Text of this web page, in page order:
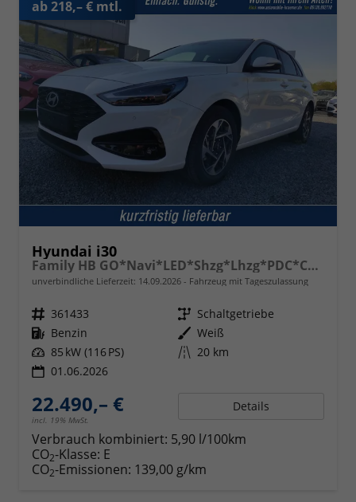
ab 218,– € mtl.
Hyundai i30
Family HB GO*Navi*LED*Shzg*Lhzg*PDC*Cam*16Zoll*
unverbindliche Lieferzeit: 14.09.2026 Fahrzeug mit Tageszulassung
Fahrzeugnr. 361433 Getriebe Schaltgetriebe
Kraftstoff Benzin Außenfarbe Weiß
Leistung 85 kW (116 PS) Kilometerstand 20 km
01.06.2026
22.490,– €
incl. 19% MwSt.
Details
Verbrauch kombiniert: 5,90 l/100km
CO2-Klasse: E
CO2-Emissionen: 139,00 g/km